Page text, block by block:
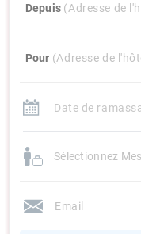
Depuis (Adresse de
Pour (Adresse de
Sélectionnez